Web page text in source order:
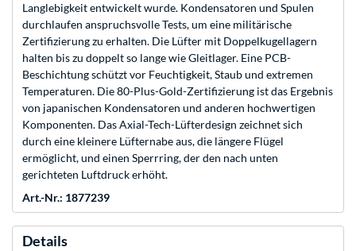
Langlebigkeit entwickelt wurde. Kondensatoren und Spulen
durchlaufen anspruchsvolle Tests, um eine militärische
Zertifizierung zu erhalten. Die Lüfter mit Doppelkugellagern
halten bis zu doppelt so lange wie Gleitlager. Eine PCB-
Beschichtung schützt vor Feuchtigkeit, Staub und extremen
Temperaturen. Die 80-Plus-Gold-Zertifizierung ist das Ergebnis
von japanischen Kondensatoren und anderen hochwertigen
Komponenten. Das Axial-Tech-Lüfterdesign zeichnet sich
durch eine kleinere Lüfternabe aus, die längere Flügel
ermöglicht, und einen Sperrring, der den nach unten
gerichteten Luftdruck erhöht.
Art.-Nr.: 1877239
Details